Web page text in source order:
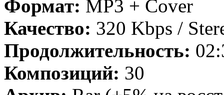
Формат: MP3 + Cover
Качество: 320 Kbps /
Продолжительность:
Композиций: 30